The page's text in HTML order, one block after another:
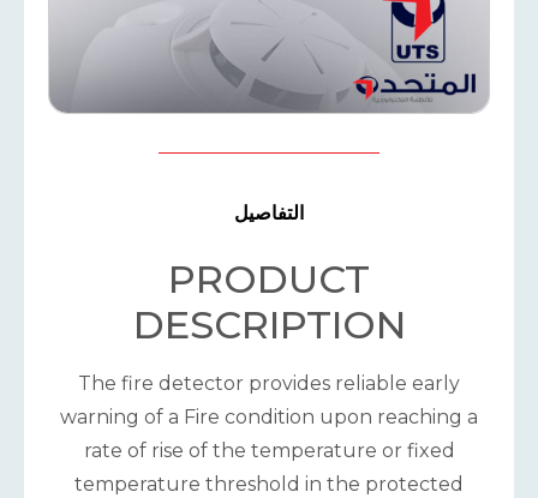
التفاصيل
PRODUCT
DESCRIPTION
The fire detector provides reliable early
warning of a Fire condition upon reaching a
rate of rise of the temperature or fixed
temperature threshold in the protected